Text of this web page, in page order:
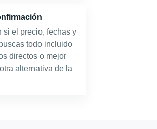
si el precio, fechas y
todo incluido
directos o mejor
alternativa de la